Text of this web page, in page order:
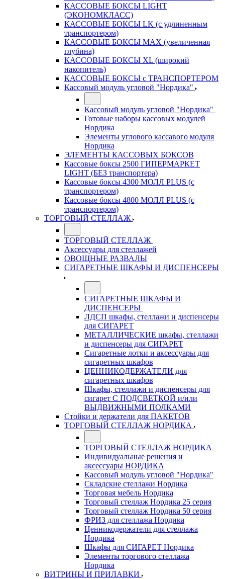
КАССОВЫЕ БОКСЫ LIGHT
(ЭКОНОМКЛАСС)
КАССОВЫЕ БОКСЫ LK (с удлиненным
транспортером)
КАССОВЫЕ БОКСЫ MAX (увеличенная
глубина)
КАССОВЫЕ БОКСЫ XL (широкий
накопитель)
КАССОВЫЕ БОКСЫ с ТРАНСПОРТЕРОМ
Кассовый модуль угловой "Нордика"
Кассовый модуль угловой "Нордика"
Готовые наборы кассовых модулей
Нордика
Элементы углового кассавого модуля
Нордика
ЭЛЕМЕНТЫ КАССОВЫХ БОКСОВ
Кассовые боксы 2500 ГИПЕРМАРКЕТ
LIGHT (БЕЗ транспортера)
Кассовые боксы 4300 МОЛЛ PLUS (с
транспортером)
Кассовые боксы 4800 МОЛЛ PLUS (с
транспортером)
ТОРГОВЫЙ СТЕЛЛАЖ
ТОРГОВЫЙ СТЕЛЛАЖ
Аксессуары для стеллажей
ОВОЩНЫЕ РАЗВАЛЫ
СИГАРЕТНЫЕ ШКАФЫ И ДИСПЕНСЕРЫ
СИГАРЕТНЫЕ ШКАФЫ И
ДИСПЕНСЕРЫ
ЛДСП шкафы, стеллажи и диспенсеры
для СИГАРЕТ
МЕТАЛЛИЧЕСКИЕ шкафы, стеллажи
и диспенсеры для СИГАРЕТ
Сигаретные лотки и аксессуары для
сигаретных шкафов
ЦЕННИКОДЕРЖАТЕЛИ для
сигаретных шкафов
Шкафы, стеллажи и диспенсеры для
сигарет С ПОДСВЕТКОЙ и/или
ВЫДВИЖНЫМИ ПОЛКАМИ
Стойки и держатели для ПАКЕТОВ
ТОРГОВЫЙ СТЕЛЛАЖ НОРДИКА
ТОРГОВЫЙ СТЕЛЛАЖ НОРДИКА
Индивидуальные решения и
аксессуары НОРДИКА
Кассовый модуль угловой "Нордика"
Складские стеллажи Нордика
Торговая мебель Нордика
Торговый стеллаж Нордика 25 серия
Торговый стеллаж Нордика 50 серия
ФРИЗ для стеллажа Нордика
Ценникодержатели для стеллажа
Нордика
Шкафы для СИГАРЕТ Нордика
Элементы торгового стеллажа
Нордика
ВИТРИНЫ И ПРИЛАВКИ